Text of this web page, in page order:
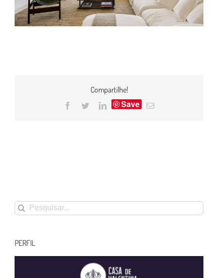
Compartilhe!
Facebook
TwitterLinkedIn
Save
E-
Buscar
resultados
PERFIL